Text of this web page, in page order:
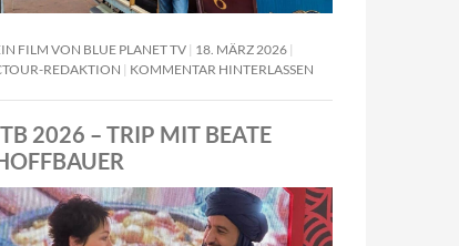
FILM VON BLUE PLANET TV 18. MÄRZ 2026
REDAKTION
KOMMENTAR HINTERLASSEN
2026 – TRIP MIT BEATE